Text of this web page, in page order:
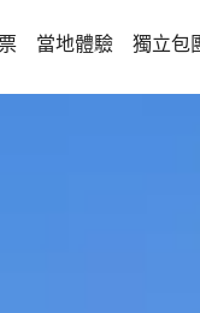
當地體驗 獨立包